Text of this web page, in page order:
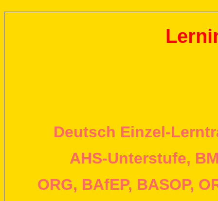
Lern
Deutsch Einzel-
AHS-Unterstufe,
ORG, BAfEP, BASOP,